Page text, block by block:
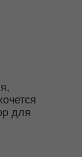
для